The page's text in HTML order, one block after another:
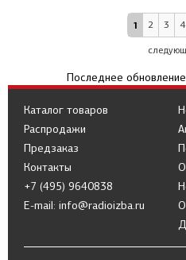
1 2 3 4
Последнее
Каталог товаров
Распродажи
Предзаказ
Контакты
+7 (495) 9640838
E-mail: info@radioizba.ru